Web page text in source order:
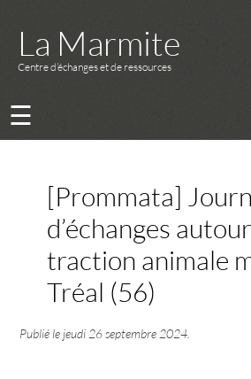
La Marmite
Centre d’échanges et de ressources
☰
[Prommata]
d’échanges
traction animale
Tréal (56)
Publié le jeudi 26 septembre 2024